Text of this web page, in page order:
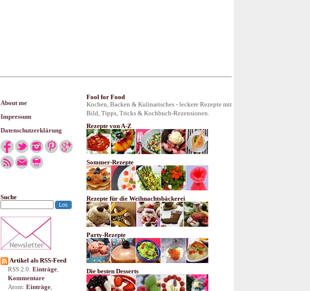
About me
Impressum
Datenschutzerklärung
Suche
Artikel als RSS-Feed
RSS 2.0: Einträge,
Kommentare
Atom: Einträge,
Fool for Food
Kochen, Backen & Kulinarisches - leckere Rezepte mit
Bild, Tipps, Tricks & Kochbuch-Rezensionen.
Rezepte von A-Z
Sommer-Rezepte
Rezepte für die Weihnachtsbäckerei
Party-Rezepte
Die besten Desserts